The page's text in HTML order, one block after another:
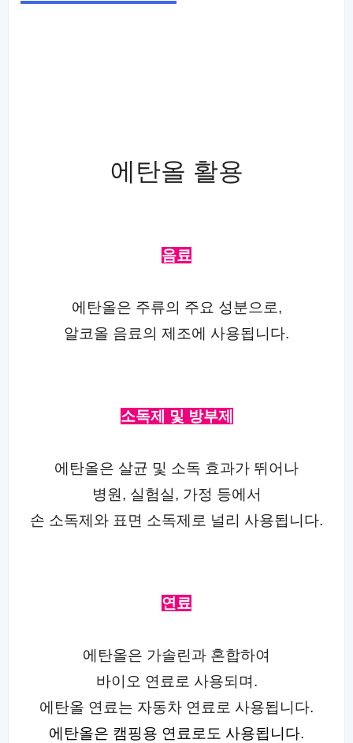
에탄올 활용
음료
에탄올은 주류의 주요 성분으로,
알코올 음료의 제조에 사용됩니다.
소독제 및 방부제
에탄올은 살균 및 소독 효과가 뛰어나
병원, 실험실, 가정 등에서
손 소독제와 표면 소독제로 널리 사용됩니다.
연료
에탄올은 가솔린과 혼합하여
바이오 연료로 사용되며.
에탄올 연료는 자동차 연료로 사용됩니다.
에탄올은 캠핑용 연료로도 사용됩니다.